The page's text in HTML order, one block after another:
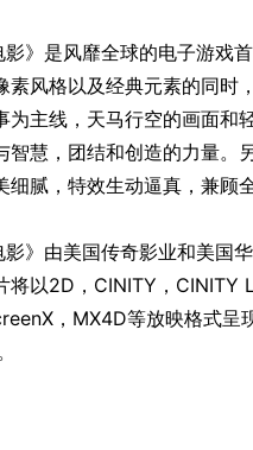
影》是风靡全球的电子游戏
素风格以及经典元素的同时
为主线，天马行空的画面和
智慧，团结和创造的力量。
细腻，特效生动逼真，兼顾
影》由美国传奇影业和美
将以2D，CINITY，
，MX4D等放映格式呈